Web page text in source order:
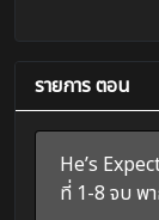
รายการ ตอน
He’s
ที่ 1-8 จบ พ